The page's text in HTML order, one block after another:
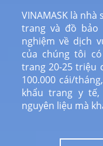
VINAMASK là
trang và đồ
nghiệm về dịch
của chúng tôi
trang 20-25 triệu
100.000 cái/
khẩu trang y
nguyên liệu mà